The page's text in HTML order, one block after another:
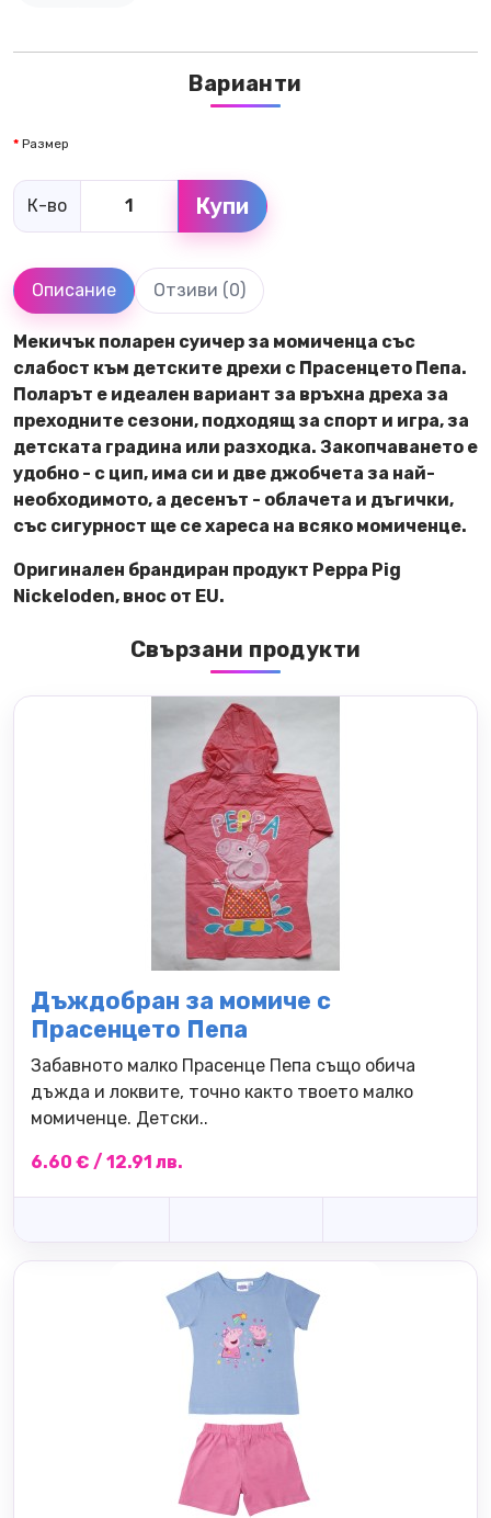
Варианти
Размер
К-во Купи
Описание Отзиви (0)
Мекичък поларен суичер за момиченца със
слабост към детските дрехи с Прасенцето Пепа.
Поларът е идеален вариант за връхна дреха за
преходните сезони, подходящ за спорт и игра, за
детската градина или разходка. Закопчаването е
удобно - с цип, има си и две джобчета за най-
необходимото, а десенът - облачета и дъгички,
със сигурност ще се хареса на всяко момиченце.
Оригинален брандиран продукт Peppa Pig
Nickeloden, внос от ЕU.
Свързани продукти
Дъждобран за момиче с
Прасенцето Пепа
Забавното малко Прасенце Пепа също обича
дъжда и локвите, точно както твоето малко
момиченце. Детски..
6.60 € / 12.91 лв.